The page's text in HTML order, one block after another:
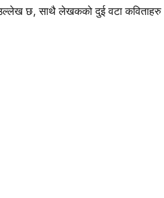
उल्लेख छ, साथै लेखककाे दुई वटा कविताहरु